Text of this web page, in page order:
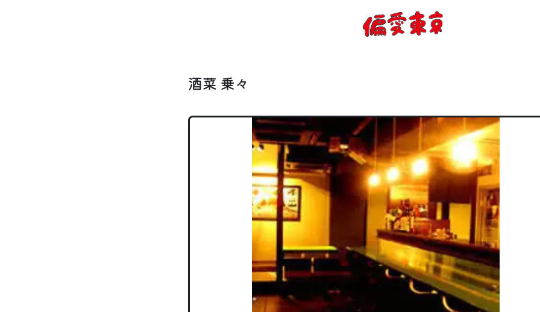
ログイン
会員登録
お知らせ
トップ
偏愛コミュニティ
酒菜 乗々